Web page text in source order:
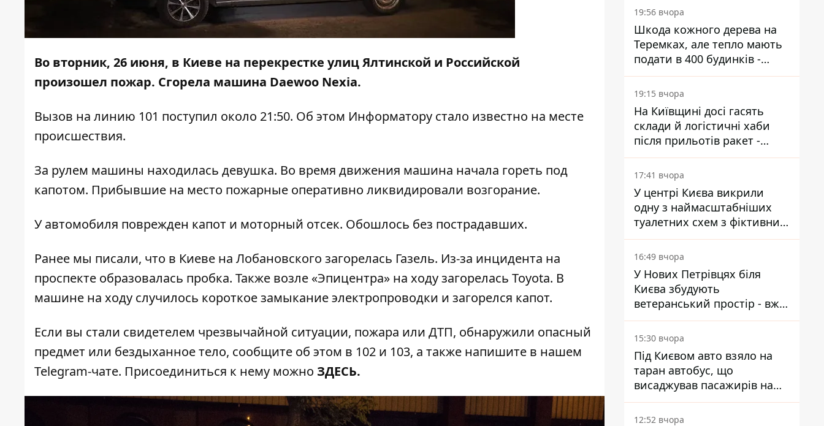
Во вторник, 26 июня, в Киеве на перекрестке улиц Ялтинской и Российской
произошел пожар. Сгорела машина Daewoo Nexia.
Вызов на линию 101 поступил около 21:50. Об этом Информатору стало известно на месте
происшествия.
За рулем машины находилась девушка. Во время движения машина начала гореть под
капотом. Прибывшие на место пожарные оперативно ликвидировали возгорание.
У автомобиля поврежден капот и моторный отсек. Обошлось без пострадавших.
Ранее мы писали, что в Киеве на Лобановского загорелась Газель. Из-за инцидента на
проспекте образовалась пробка. Также возле «Эпицентра» на ходу загорелась Toyota. В
машине на ходу случилось короткое замыкание электропроводки и загорелся капот.
Если вы стали свидетелем чрезвычайной ситуации, пожара или ДТП, обнаружили опасный
предмет или бездыханное тело, сообщите об этом в 102 и 103, а также напишите в нашем
Telegram-чате. Присоединиться к нему можно ЗДЕСЬ.
19:56 вчора
Шкода кожного дерева на
Теремках, але тепло мають
подати в 400 будинків -
депутатка Київради
19:15 вчора
На Київщині досі гасять
склади й логістичні хаби
після прильотів ракет -
ДСНС
17:41 вчора
У центрі Києва викрили
одну з наймасштабніших
туалетних схем з фіктивним
будинком
16:49 вчора
У Нових Петрівцях біля
Києва збудують
ветеранський простір - вже
знайшли проєктанта
15:30 вчора
Під Києвом авто взяло на
таран автобус, що
висаджував пасажирів на
зупинці - пасажирка в
лікарні
12:52 вчора